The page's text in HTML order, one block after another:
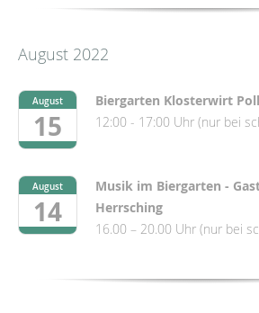
August 2022
August
15
Biergarten Klosterwirt
12:00 - 17:00 Uhr (nur bei
August
14
Musik im Biergarten -
Herrsching
16.00 – 20.00 Uhr (nur bei